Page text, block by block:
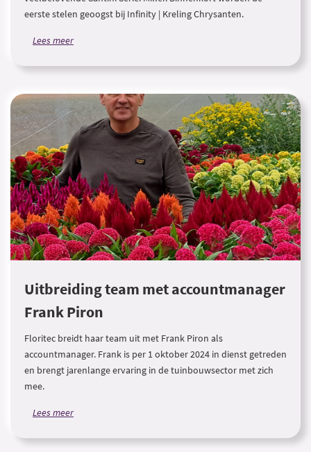
eerste stelen geoogst bij Infinity | Kreling Chrysanten.
Lees meer
Uitbreiding team met accountmanager
Frank Piron
Floritec breidt haar team uit met Frank Piron als
accountmanager. Frank is per 1 oktober 2024 in dienst getreden
en brengt jarenlange ervaring in de tuinbouwsector met zich
mee.
Lees meer